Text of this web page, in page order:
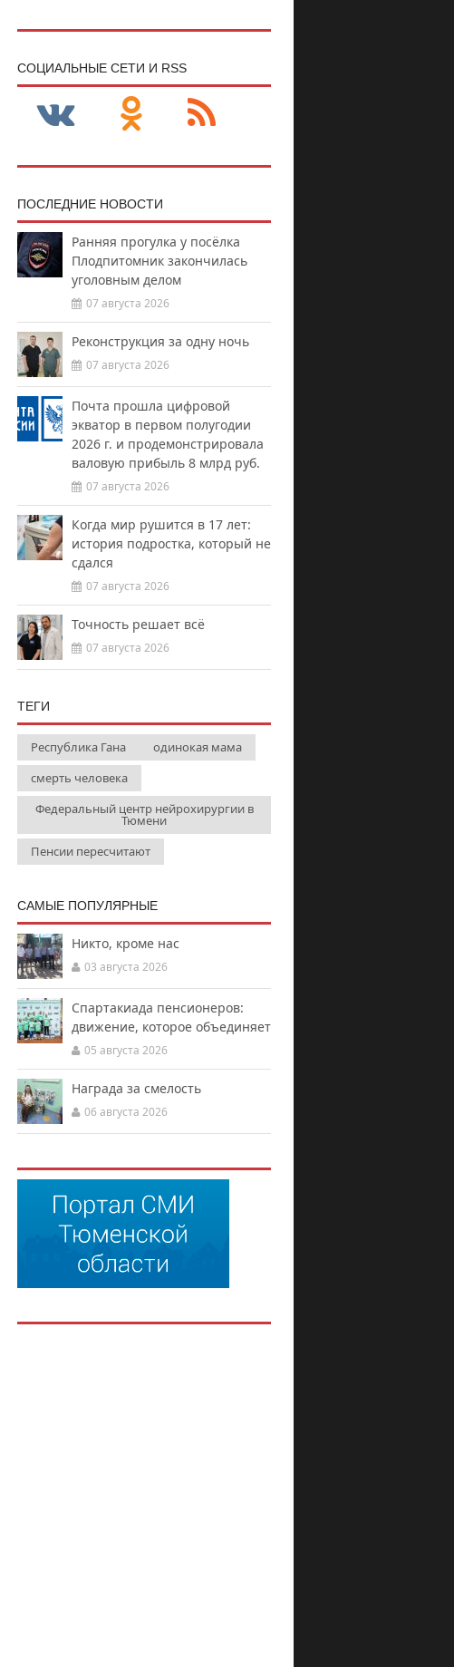
CОЦИАЛЬНЫЕ СЕТИ И RSS
ПОСЛЕДНИЕ НОВОСТИ
Ранняя прогулка у посёлка
Плодпитомник закончилась
уголовным делом
07 августа 2026
Реконструкция за одну ночь
07 августа 2026
Почта прошла цифровой
экватор в первом полугодии
2026 г. и продемонстрировала
валовую прибыль 8 млрд руб.
07 августа 2026
Когда мир рушится в 17 лет:
история подростка, который не
сдался
07 августа 2026
Точность решает всё
07 августа 2026
ТЕГИ
Республика Гана
одинокая мама
смерть человека
Федеральный центр нейрохирургии в
Тюмени
Пенсии пересчитают
САМЫЕ ПОПУЛЯРНЫЕ
Никто, кроме нас
03 августа 2026
Спартакиада пенсионеров:
движение, которое объединяет
05 августа 2026
Награда за смелость
06 августа 2026